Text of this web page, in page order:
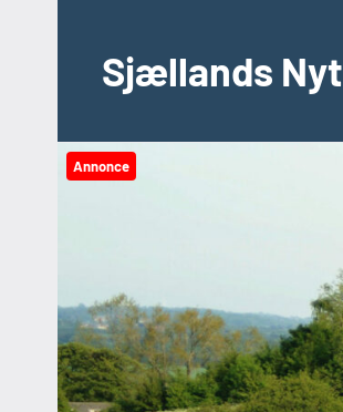
indholdSjællands Nyt
Annonce